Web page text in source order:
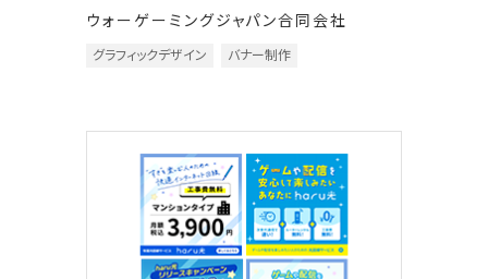
ウォーゲーミングジャパン合同会社
グラフィックデザイン バナー制作